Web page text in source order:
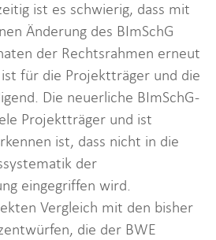
ist es schwierig, dass mit
Änderung des BImSchG
der Rechtsrahmen erneut
für die Projektträger und die
Die neuerliche BImSchG-
Projektträger und ist
ist, dass nicht in die
der
eingegriffen wird.
Vergleich mit den bisher
die der BWE